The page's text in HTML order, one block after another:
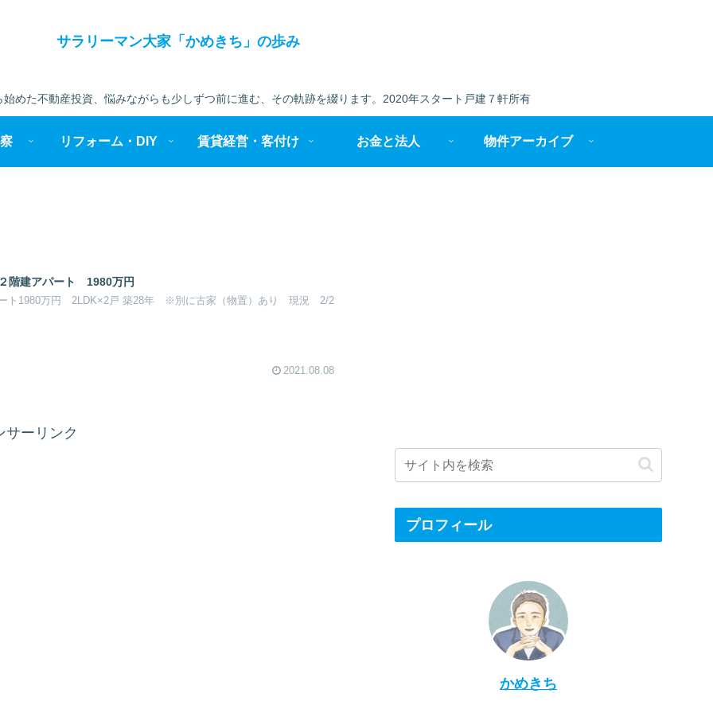
サラリーマン大家「かめきち」の歩み
めた不動産投資、悩みながらも少しずつ前に進む、その軌跡を綴ります。2020年スタート戸建７軒所有
リフォーム・DIY 賃貸経営・客付け お金と法人 物件アーカイブ
階建アパート 1980万円
ト1980万円 2LDK×2戸 築28年 ※別に古家（物置）あり 現況 2/2
2021.08.08
サーリンク
プロフィール
かめきち